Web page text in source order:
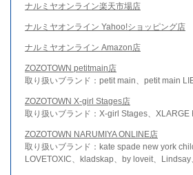
ナルミヤオンライン楽天市場店
ナルミヤオンライン Yahoo!ショッピング店
ナルミヤオンライン Amazon店
ZOZOTOWN petitmain店
取り扱いブランド：petit main、petit main
ZOZOTOWN X-girl Stages店
取り扱いブランド：X-girl Stages、XLARGE
ZOZOTOWN NARUMIYA ONLINE店
取り扱いブランド：kate spade new york
LOVETOXIC、kladskap、by loveit、